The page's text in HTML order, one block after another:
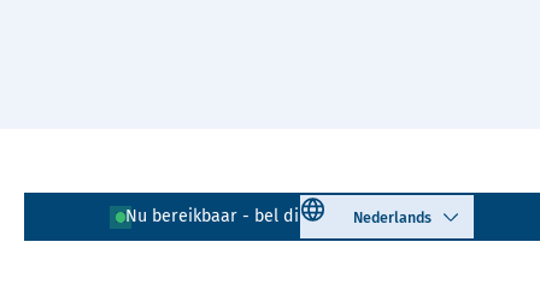
Nu bereikbaar - bel direct! 085 - 401 81 23
Select language
Lees voor Uitleg woorden
Simpele tekst